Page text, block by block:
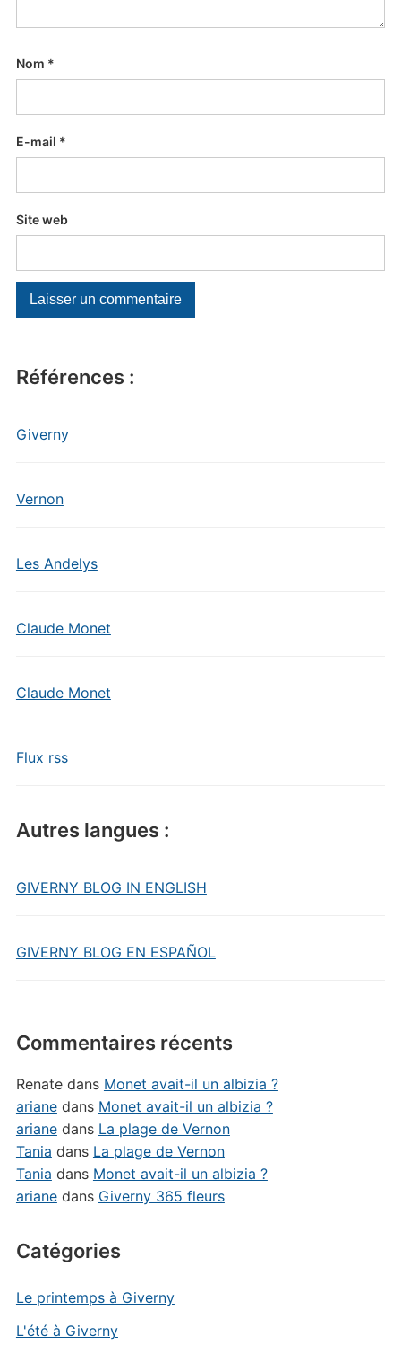
Références :
Giverny
Vernon
Les Andelys
Claude Monet
Claude Monet
Flux rss
Autres langues :
GIVERNY BLOG IN ENGLISH
GIVERNY BLOG EN ESPAÑOL
Nom *
E-mail *
Site web
Commentaires récents
Renatedans Monet avait-il un albizia ?
arianedans Monet avait-il un albizia ?
arianedans La plage de Vernon
Tania dans La plage de Vernon
Tania dans Monet avait-il un albizia ?
arianedans Giverny 365 fleurs
Catégories
Le printemps à Giverny
L'été à Giverny